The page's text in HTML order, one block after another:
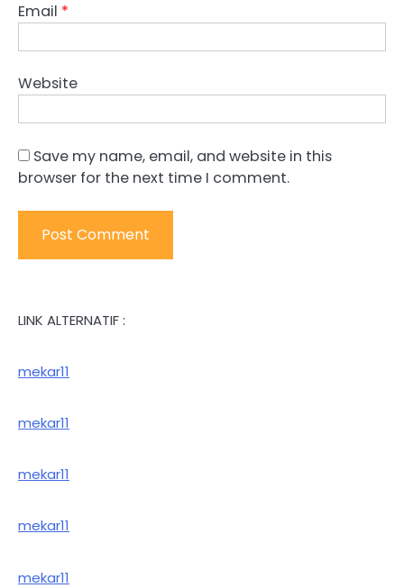
Email *
Website
Save my name, email, and website in this
browser for the next time I comment.
LINK ALTERNATIF :
mekar11
mekar11
mekar11
mekar11
mekar11